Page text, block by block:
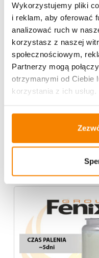
Wykorzystujemy pliki
i reklam, aby oferować
analizować ruch w
korzystasz z naszej
społecznościowym,
Partnerzy mogą
otrzymanymi od Ciebie
korzystania z ich usług.
Potrzebujesz
hurtowniiPrzejdź do
Opis produktu
Specyfikacja
Opinie klientów
Więcej z kategorii